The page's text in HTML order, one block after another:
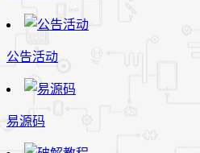
公告活动
易源码